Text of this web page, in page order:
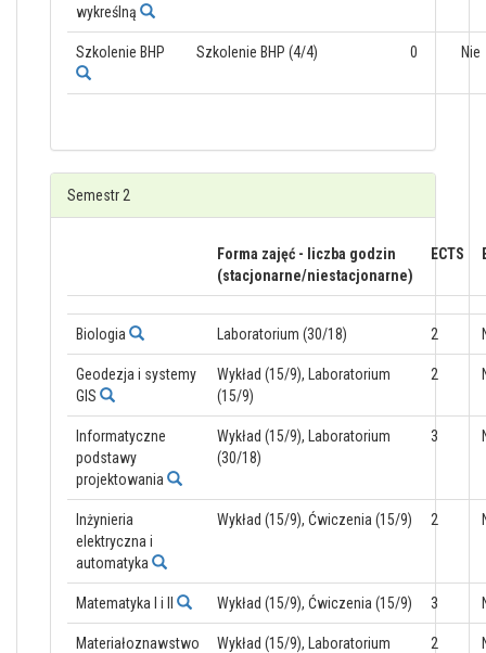
wykreślną
Szkolenie BHP Szkolenie BHP (4/4) 0 Nie
Semestr 2
Forma zajęć - liczba godzin
(stacjonarne/niestacjonarne)
ECTS
Biologia Laboratorium (30/18) 2
Geodezja i systemy
GIS
Wykład (15/9), Laboratorium
(15/9)
2
Informatyczne
podstawy
projektowania
Wykład (15/9), Laboratorium
(30/18)
3
Inżynieria
elektryczna i
automatyka
Wykład (15/9), Ćwiczenia (15/9) 2
Matematyka I i II Wykład (15/9), Ćwiczenia (15/9) 3
Materiałoznawstwo
Wykład (15/9), Laboratorium
2